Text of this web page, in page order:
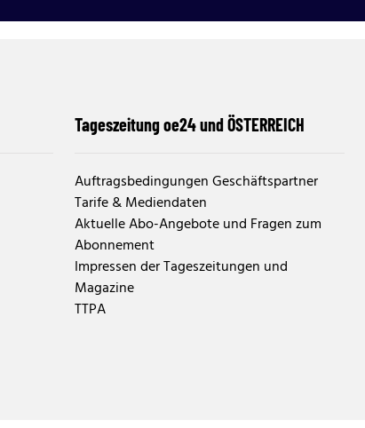
Tageszeitung oe24 und ÖSTERREICH
Auftragsbedingungen Geschäftspartner
Tarife & Mediendaten
Aktuelle Abo-Angebote und Fragen zum
Abonnement
Impressen der Tageszeitungen und
Magazine
TTPA